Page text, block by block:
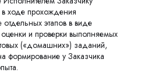
в ходе прохождения
этапов в виде
и проверки выполняемых
(«домашних») заданий,
формирование у Заказчика